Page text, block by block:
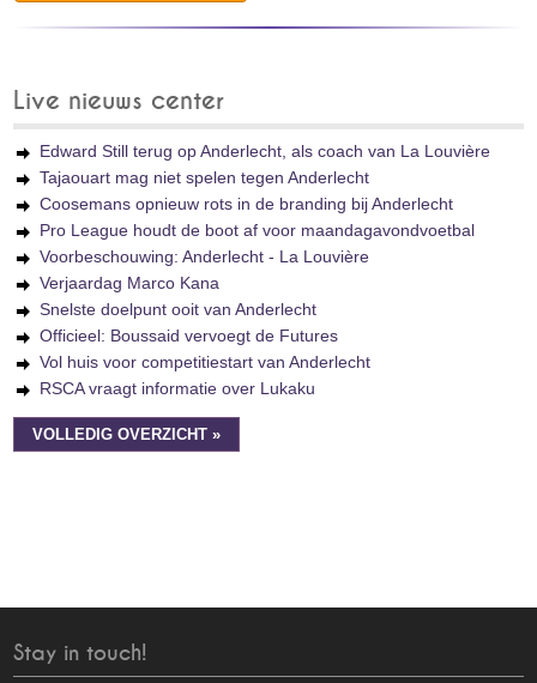
Live nieuws center
Edward Still terug op Anderlecht, als coach van La Louvière
Tajaouart mag niet spelen tegen Anderlecht
Coosemans opnieuw rots in de branding bij Anderlecht
Pro League houdt de boot af voor maandagavondvoetbal
Voorbeschouwing: Anderlecht - La Louvière
Verjaardag Marco Kana
Snelste doelpunt ooit van Anderlecht
Officieel: Boussaid vervoegt de Futures
Vol huis voor competitiestart van Anderlecht
RSCA vraagt informatie over Lukaku
VOLLEDIG OVERZICHT »
Stay in touch!